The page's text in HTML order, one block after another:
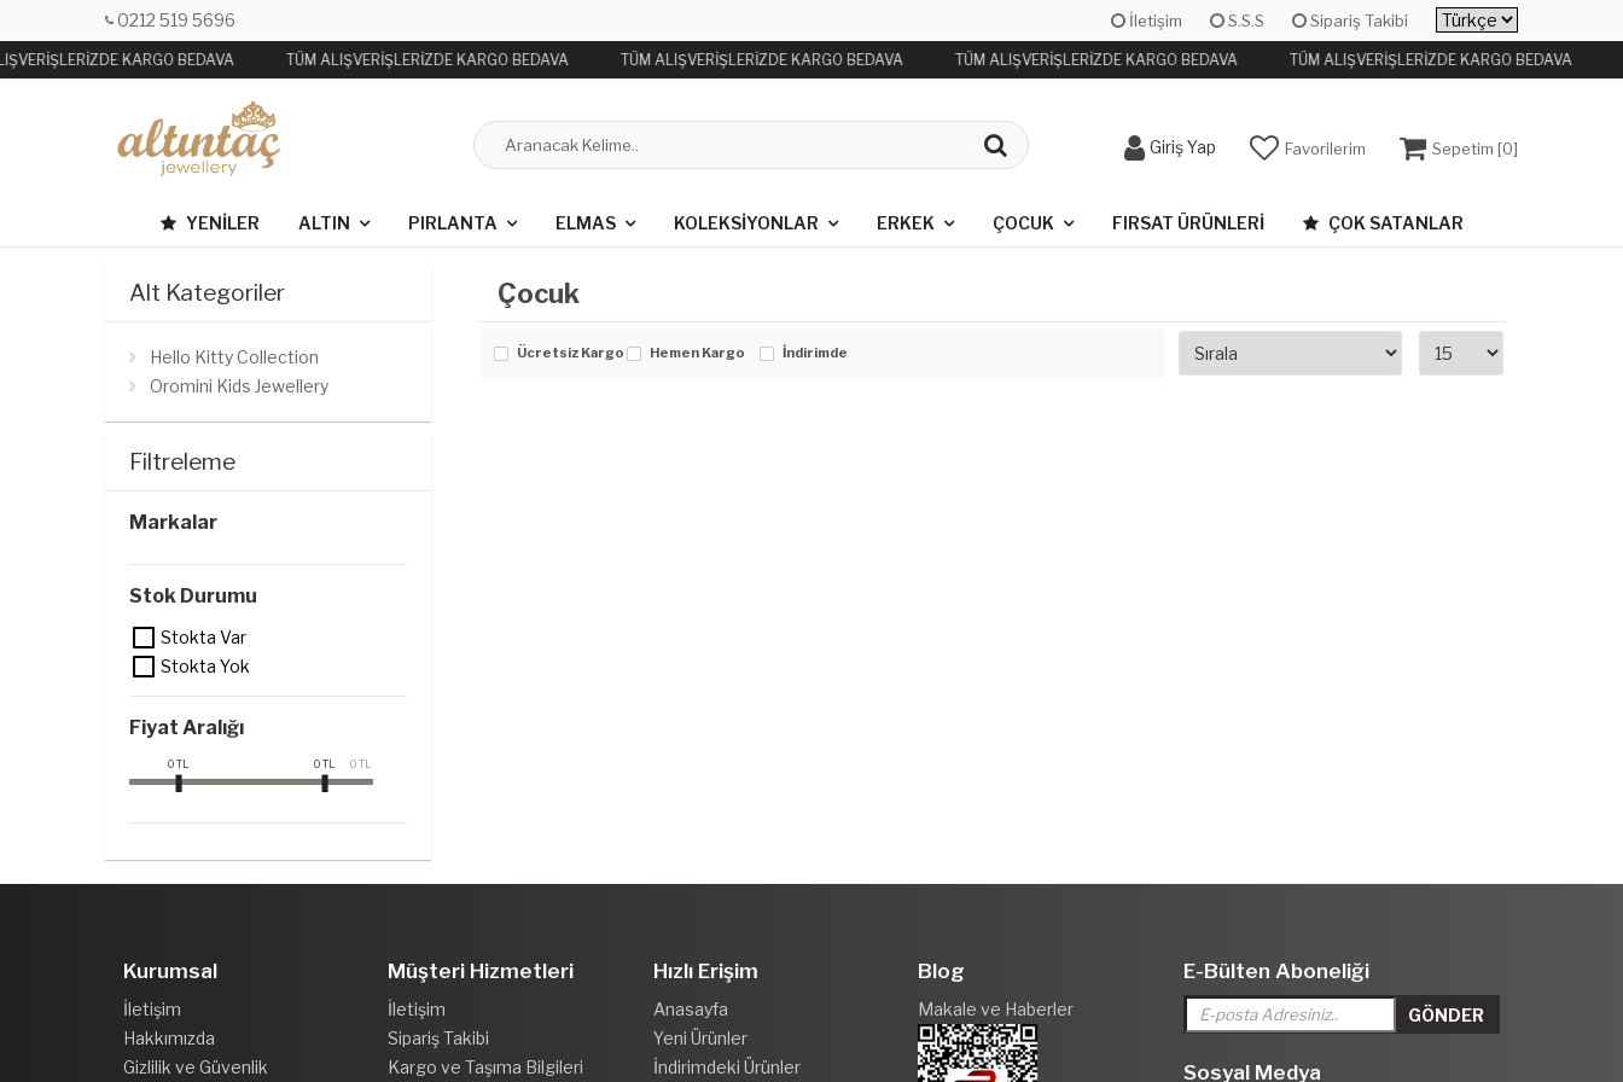
0212 519 5696 İletişim S.S.S Sipariş Takibi
KARGO BEDAVA TÜM ALIŞVERİŞLERİZDE KARGO BEDAVA TÜM ALIŞVERİŞLERİZDE KARGO BEDAVA TÜM ALIŞVERİŞLERİZDE KARGO BEDAVA TÜM ALIŞVERİŞLERİZDE KARGO BEDAVA
Giriş Yap Favorilerim Sepetim [0]
YENILER ALTIN PIRLANTA ELMAS KOLEKSIYONLAR ERKEK ÇOCUK FIRSAT ÜRÜNLERI ÇOK SATANLAR
Alt Kategoriler
Hello Kitty Collection
Oromini Kids Jewellery
Filtreleme
Markalar
Stok Durumu
Stokta Var
Stokta Yok
Fiyat Aralığı
0TL
0TL 0TL
Çocuk
Ücretsiz Kargo Hemen Kargo İndirimde
Kurumsal
İletişim
Hakkımızda
Gizlilik ve Güvenlik
Müşteri Hizmetleri
İletişim
Sipariş Takibi
Kargo ve Taşıma Bilgileri
Hızlı Erişim
Anasayfa
Yeni Ürünler
İndirimdeki Ürünler
Blog
Makale ve Haberler
E-Bülten Aboneliği
Sosyal Medya